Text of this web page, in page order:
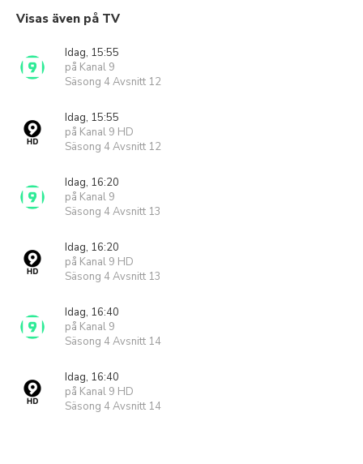
Visas även på TV
Idag, 15:55
på Kanal 9
Säsong 4 Avsnitt 12
Idag, 15:55
på Kanal 9 HD
Säsong 4 Avsnitt 12
Idag, 16:20
på Kanal 9
Säsong 4 Avsnitt 13
Idag, 16:20
på Kanal 9 HD
Säsong 4 Avsnitt 13
Idag, 16:40
på Kanal 9
Säsong 4 Avsnitt 14
Idag, 16:40
på Kanal 9 HD
Säsong 4 Avsnitt 14